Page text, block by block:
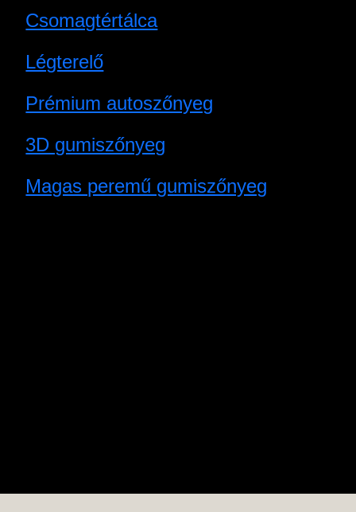
Csomagtértálca
Légterelő
Prémium autoszőnyeg
3D gumiszőnyeg
Magas peremű gumiszőnyeg